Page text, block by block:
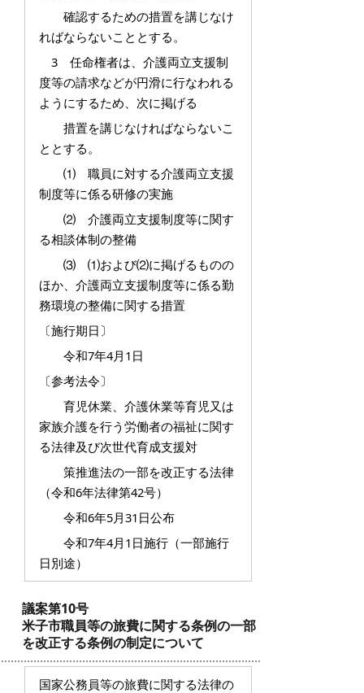
確認するための措置を講じなけ
ればならないこととする。
3 任命権者は、介護両立支援制
度等の請求などが円滑に行なわれる
ようにするため、次に掲げる
措置を講じなければならないこ
ととする。
⑴ 職員に対する介護両立支援
制度等に係る研修の実施
⑵ 介護両立支援制度等に関す
る相談体制の整備
⑶ ⑴および⑵に掲げるものの
ほか、介護両立支援制度等に係る勤
務環境の整備に関する措置
〔施行期日〕
令和7年4月1日
〔参考法令〕
育児休業、介護休業等育児又は
家族介護を行う労働者の福祉に関す
る法律及び次世代育成支援対
策推進法の一部を改正する法律
（令和6年法律第42号）
令和6年5月31日公布
令和7年4月1日施行（一部施行
日別途）
議案第10号
米子市職員等の旅費に関する条例の一部
を改正する条例の制定について
国家公務員等の旅費に関する法律の